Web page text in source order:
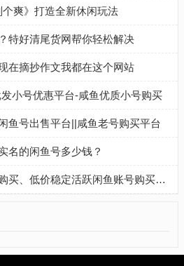
爽》打造全新休闲玩法
特好清尾货网帮你轻松解决
在摘抄作文我都在这个网站
小号优惠平台-咸鱼优质小号购买
鱼号出售平台||咸鱼老号购买平台
名的闲鱼号多少钱？
闲鱼账号出售、咸鱼账号购买、低价稳定活跃闲鱼账号购买流程